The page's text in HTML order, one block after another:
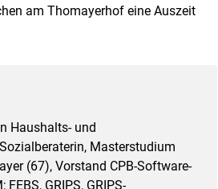
am Thomayerhof eine Auszeit
Haushalts- und
Masterstudium
(67), Vorstand CPB-Software-
GRIPS, GRIPS-